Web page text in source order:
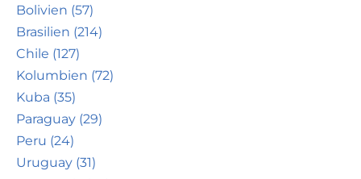
Bolivien (57)
Brasilien (214)
Chile (127)
Kolumbien (72)
Kuba (35)
Paraguay (29)
Peru (24)
Uruguay (31)